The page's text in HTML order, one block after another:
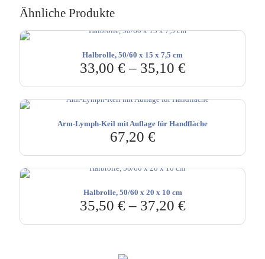
Ähnliche Produkte
Halbrolle, 50/60 x 15 x 7,5 cm
33,00 €– 35,10 €
Arm-Lymph-Keil mit Auflage für Handfläche
67,20 €
Halbrolle, 50/60 x 20 x 10 cm
35,50 €– 37,20 €